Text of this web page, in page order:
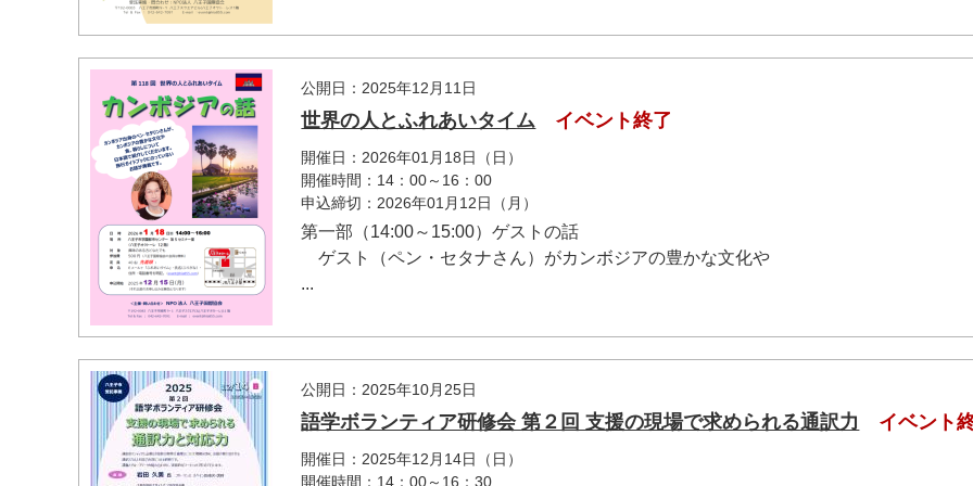
公開日：2025年12月11日
世界の人とふれあいタイム イベント終了
開催日：2026年01月18日（日）
開催時間：14：00～16：00
申込締切：2026年01月12日（月）
第一部（14:00～15:00）ゲストの話
ゲスト（ペン・セタナさん）がカンボジアの豊かな文化や
...
公開日：2025年10月25日
語学ボランティア研修会 第２回 支援の現場で求められる通訳力 イベント
開催日：2025年12月14日（日）
開催時間：14：00～16：30